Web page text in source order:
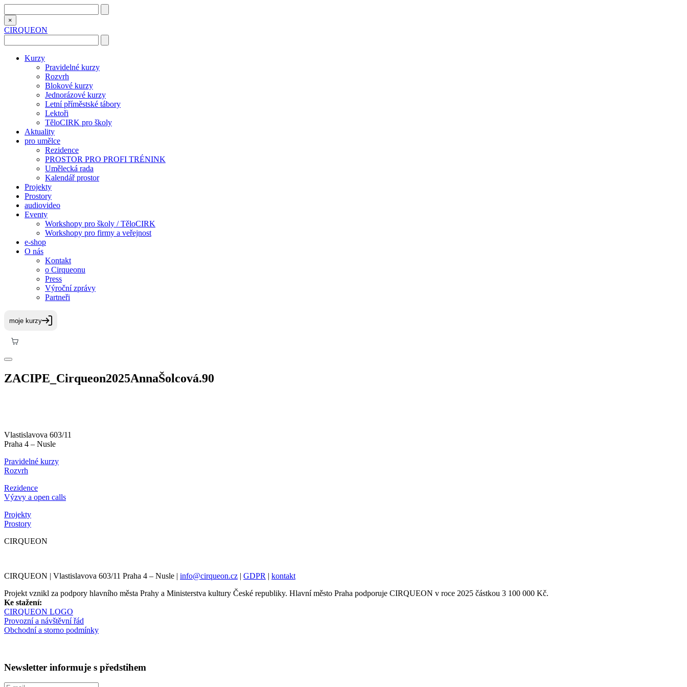
×
CIRQUEON
Kurzy
Pravidelné kurzy
Rozvrh
Blokové kurzy
Jednorázové kurzy
Letní příměstské tábory
Lektoři
TěloCIRK pro školy
Aktuality
pro umělce
Rezidence
PROSTOR PRO PROFI TRÉNINK
Umělecká rada
Kalendář prostor
Projekty
Prostory
audiovideo
Eventy
Workshopy pro školy / TěloCIRK
Workshopy pro firmy a veřejnost
e-shop
O nás
Kontakt
o Cirqueonu
Press
Výroční zprávy
Partneři
ZACIPE_Cirqueon2025AnnaŠolcová.90
Vlastislavova 603/11
Praha 4 – Nusle
Pravidelné kurzy
Rozvrh
Rezidence
Výzvy a open calls
Projekty
Prostory
CIRQUEON
CIRQUEON | Vlastislavova 603/11 Praha 4 – Nusle | info@cirqueon.cz | GDPR | kontakt
Projekt vznikl za podpory hlavního města Prahy a Ministerstva kultury České republiky. Hlavní město Praha podporuje CIRQUEON v roce 2025 částkou 3 100 000 Kč.
Ke stažení:
CIRQUEON LOGO
Provozní a návštěvní řád
Obchodní a storno podmínky
Newsletter informuje s předstihem